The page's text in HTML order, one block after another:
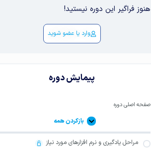
هنوز فراگیر این دوره نیستید!
وارد یا عضو شوید
پیمایش دوره
صفحه اصلی دوره
بازکردن همه
مراحل یادگیری و نرم افزارهای مورد نیاز